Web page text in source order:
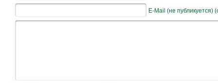
E-Mail (не публикуется)